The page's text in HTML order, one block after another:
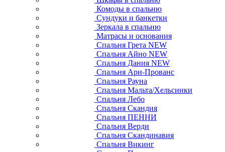
Комоды в спальню
Сундуки и банкетки
Зеркала в спальню
Матрасы и основания
Спальня Грета NEW
Спальня Айно NEW
Спальня Дания NEW
Спальня Ари-Прованс
Спальня Рауна
Спальня Мальта/Хельсинки
Спальня Лебо
Спальня Скандия
Спальня ПЕННИ
Спальня Верди
Спальня Скандинавия
Спальня Викинг